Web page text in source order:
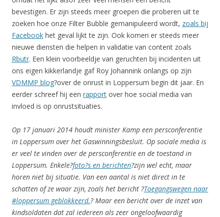
bevestigen. Er zijn steeds meer groepen die proberen uit te
zoeken hoe onze Filter Bubble gemanipuleerd wordt, zoals bij
Facebook het geval lijkt te zijn. Ook komen er steeds meer
nieuwe diensten die helpen in validatie van content zoals
Rbutr. Een klein voorbeeldje van geruchten bij incidenten uit
ons eigen kikkerlandje gaf Roy Johannink onlangs op zijn
VDMMP blog?over de onrust in Loppersum begin dit jaar. En
eerder schreef hij een rapport over hoe social media van
invloed is op onrustsituaties.
Op 17 januari 2014 houdt minister Kamp een persconferentie
in Loppersum over het Gaswinningsbesluit. Op sociale media is
er veel te vinden over de persconferentie en de toestand in
Loppersum. Enkele?foto?s en berichten?zijn wel echt, maar
horen niet bij situatie. Van een aantal is niet direct in te
schatten of ze waar zijn, zoals het bericht ?Toegangswegen naar
#loppersum geblokkeerd.? Maar een bericht over de inzet van
kindsoldaten dat zal iedereen als zeer ongeloofwaardig